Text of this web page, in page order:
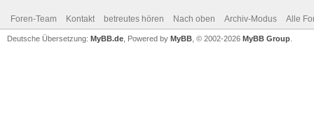
Foren-Team Kontakt betreutes hören Nach oben Archiv-Modus Alle
Deutsche Übersetzung: MyBB.de , Powered by MyBB , © 2002-2026 MyBB Group